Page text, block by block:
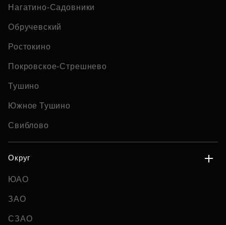
Нагатино-Садовники
Обручевский
Ростокино
Покровское-Стрешнево
Тушино
Южное Тушино
Свиблово
Округ
ЮАО
ЗАО
СЗАО